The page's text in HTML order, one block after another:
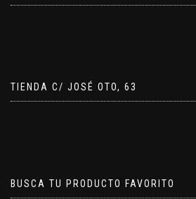
TIENDA C/ JOSÉ OTO, 63
BUSCA TU PRODUCTO FAVORITO